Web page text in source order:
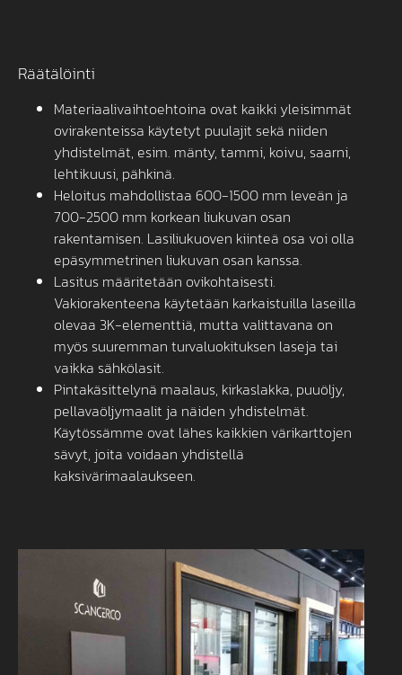
Räätälöinti
Materiaalivaihtoehtoina ovat kaikki yleisimmät
ovirakenteissa käytetyt puulajit sekä niiden
yhdistelmät, esim. mänty, tammi, koivu, saarni,
lehtikuusi, pähkinä.
Heloitus mahdollistaa 600-1500 mm leveän ja
700-2500 mm korkean liukuvan osan
rakentamisen. Lasiliukuoven kiinteä osa voi olla
epäsymmetrinen liukuvan osan kanssa.
Lasitus määritetään ovikohtaisesti.
Vakiorakenteena käytetään karkaistuilla laseilla
olevaa 3K-elementtiä, mutta valittavana on
myös suuremman turvaluokituksen laseja tai
vaikka sähkölasit.
Pintakäsittelynä maalaus, kirkaslakka, puuöljy,
pellavaöljymaalit ja näiden yhdistelmät.
Käytössämme ovat lähes kaikkien värikarttojen
sävyt, joita voidaan yhdistellä
kaksivärimaalaukseen.